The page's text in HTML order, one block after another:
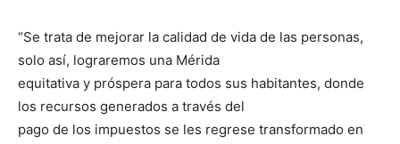
“Se trata de mejorar la calidad de vida de las personas,
solo así, lograremos una Mérida
equitativa y próspera para todos sus habitantes, donde
los recursos generados a través del
pago de los impuestos se les regrese transformado en